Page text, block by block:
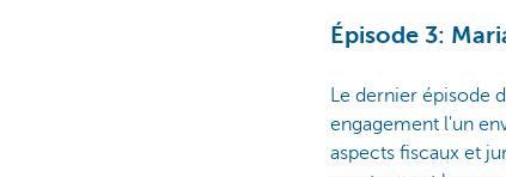
Épisode 3:
Le dernier épisode
engagement l'un
aspects fiscaux et